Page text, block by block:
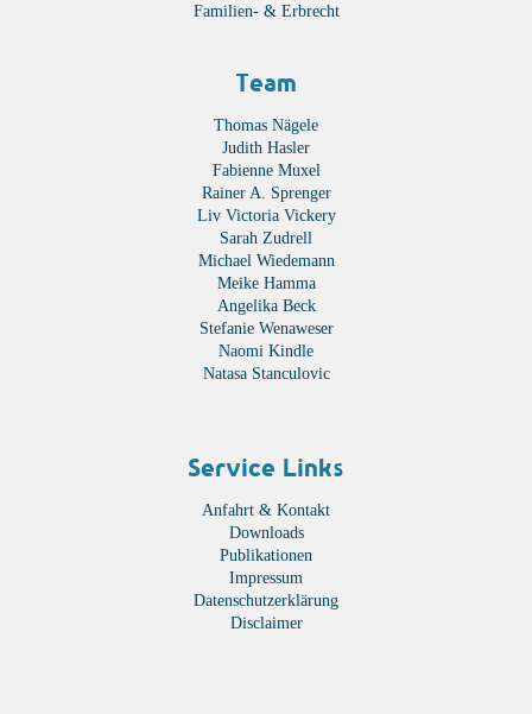
Familien- & Erbrecht
Team
Thomas Nägele
Judith Hasler
Fabienne Muxel
Rainer A. Sprenger
Liv Victoria Vickery
Sarah Zudrell
Michael Wiedemann
Meike Hamma
Angelika Beck
Stefanie Wenaweser
Naomi Kindle
Natasa Stanculovic
Service Links
Anfahrt & Kontakt
Downloads
Publikationen
Impressum
Datenschutzerklärung
Disclaimer